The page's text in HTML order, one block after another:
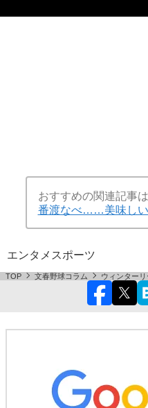
おすすめの関連記事
番渡なべ……美味しい
エンタメ スポーツ
TOP 文春野球コラム ウィンター